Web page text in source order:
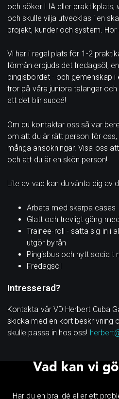
och söker LIA eller praktikplats,
och skulle vilja utvecklas i en
projekt, kunder och system. Hör
Vi har i regel plats för 1-2
förmån erbjuds det fredagsöl,
pingisbordet - och gemenskap i
tror på våra juniora talanger
att det blir succé!
Om du kontaktar oss så var
om att du är rätt person för
många ansökningar.Visa oss
och att du är en skön person!
Lite av vad kan du vänta dig av
Arbeta med skarpa cases
Glatt och trevligt gäng
Trainee-roll - sätta sig in i
utgör byrån
Pingisbus och nytt socialt
Fredagsöl
Intresserad?
Kontakta vår VD Herbert Cuba
skicka med en kort beskrivning
skulle passa in hos oss!
Vad kan vi
Har du en bra idé eller ett